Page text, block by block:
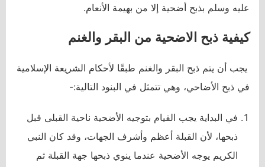
عليه وسلم بذبح أضحية إلا من بهيمة الأنعام.
كيفية ذبح الاضحية من البقر والغنم
يجب أن يتم ذبح البقر والغنم طبقًا لأحكام الشريعة الإسلامية
في ذبح الأضاحي، وهي تتمثل في البنود التالية:-
في البداية يجب القيام بتوجيه الأضحية ناحية القبلى قبل
ذبحها، لأن القبلة أعظم وأشرف الجهات، وقد كان النبي
الكريم يوجه الأضحية عندما ينوي ذبحها جهة القبلة ثم